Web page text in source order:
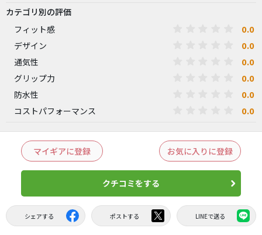
カテゴリ別の評価
フィット感
0.0
デザイン 0.0
通気性 0.0
グリップ力 0.0
防水性 0.0
コストパフォーマンス 0.0
マイギアに登録 お気に入りに登録
クチコミをする
シェアする ポストする LINEで送る